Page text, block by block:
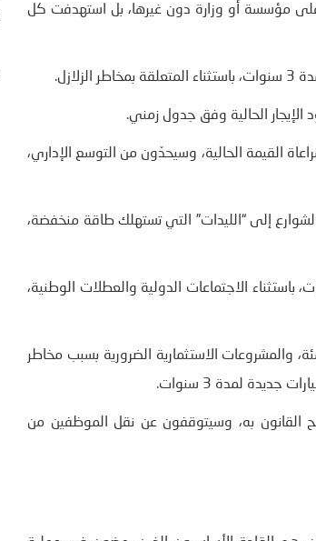
على مؤسسة أو وزارة دون غيرها، بل استهدفت كل
الإيجار الحالية وفق جدول زمني.
القيمة الحالية، وسيحدّون من التوسع الإداري،
إلى “الليدات” التي تستهلك طاقة منخفضة،
الاجتماعات الدولية والعطلات الوطنية،
للمشروعات الاستثمارية التي يزيد تقدمها المادي عن 75 بالمئة، والمشروعات الاستثمارية الضرورية بسبب مخاطر
لمدة 3 سنوات.
القانون به، وسيتوقفون عن نقل الموظفين من